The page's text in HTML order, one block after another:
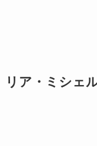
リア・ミシェ